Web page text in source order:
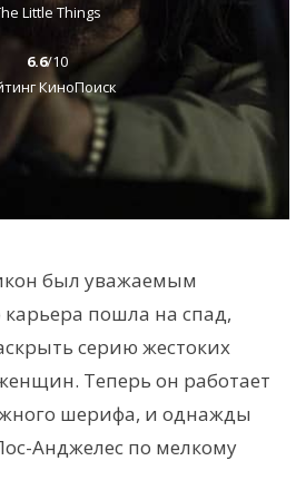
Little Things
6.6/10
КиноПоиск
был уважаемым
карьера пошла на спад,
серию жестоких
Теперь он работает
шерифа, и однажды
Анджелес по мелкому